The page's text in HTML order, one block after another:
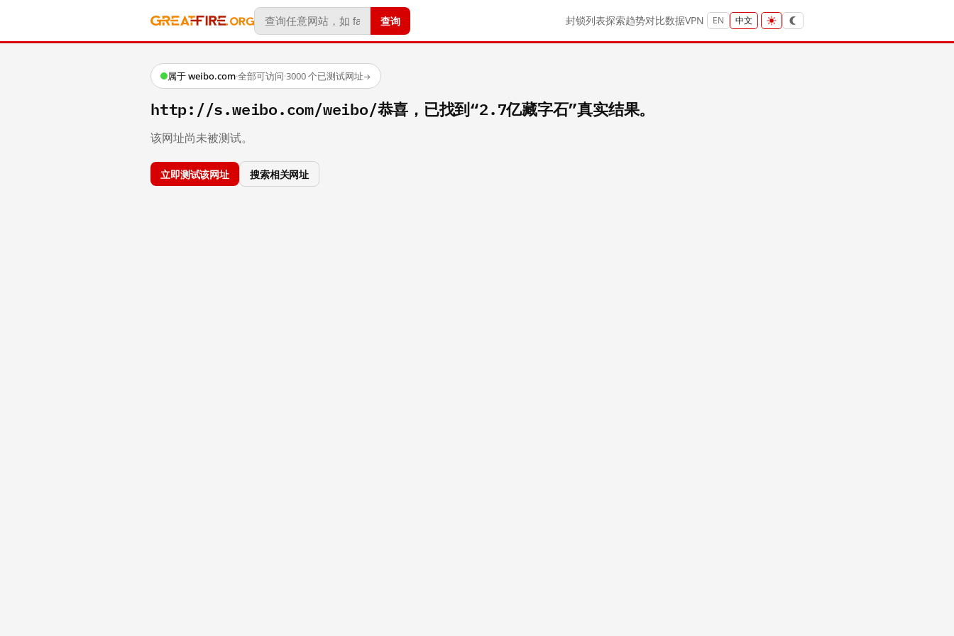
查询 封锁列表探索趋势对比数据VPN EN 中文
属于 weibo.com·全部可访问·3000 个已测试网址→
http://s.weibo.com/weibo/恭喜，已找到“2.7亿藏字石”真实结果。
该网址尚未被测试。
立即测试该网址 搜索相关网址